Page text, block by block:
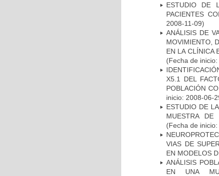
ESTUDIO DE
PACIENTES
2008-11-09)
ANÁLISIS DE
MOVIMIENTO,
EN LA CLÍNICA
(Fecha de
X5.1 DEL
POBLACIÓN
inicio: 2008-06-
ESTUDIO DE
MUESTRA DE
(Fecha de
VIAS DE
EN MODELOS
ANÁLISIS
EN UNA